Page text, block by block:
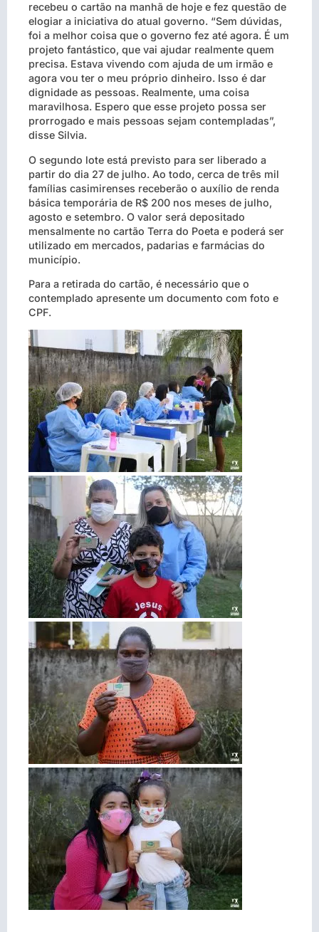
recebeu o cartão na manhã de hoje e fez questão de
elogiar a iniciativa do atual governo. “Sem dúvidas,
foi a melhor coisa que o governo fez até agora. É um
projeto fantástico, que vai ajudar realmente quem
precisa. Estava vivendo com ajuda de um irmão e
agora vou ter o meu próprio dinheiro. Isso é dar
dignidade as pessoas. Realmente, uma coisa
maravilhosa. Espero que esse projeto possa ser
prorrogado e mais pessoas sejam contempladas”,
disse Silvia.
O segundo lote está previsto para ser liberado a
partir do dia 27 de julho. Ao todo, cerca de três mil
famílias casimirenses receberão o auxílio de renda
básica temporária de R$ 200 nos meses de julho,
agosto e setembro. O valor será depositado
mensalmente no cartão Terra do Poeta e poderá ser
utilizado em mercados, padarias e farmácias do
município.
Para a retirada do cartão, é necessário que o
contemplado apresente um documento com foto e
CPF.